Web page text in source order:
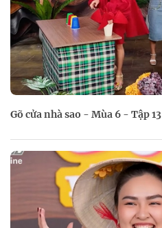
Gõ cửa nhà sao - Mùa 6 - Tập 13